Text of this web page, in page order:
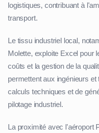
logistiques, contribuant à
transport.
Le tissu industriel local,
Molette, exploite Excel pour
coûts et la gestion de la
permettent aux ingénieurs
calculs techniques et de
pilotage industriel.
La proximité avec l'aéroport